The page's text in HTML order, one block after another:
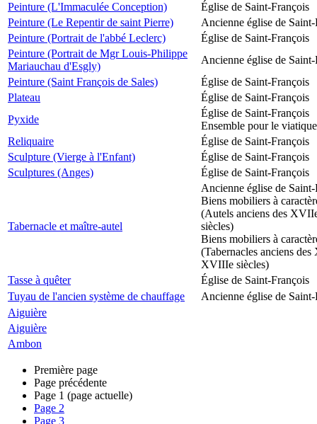
Peinture (L'Immaculée Conception)
Église de Saint-François
Peinture (Le Repentir de saint Pierre)
Ancienne église de Saint-
Peinture (Portrait de l'abbé Leclerc)
Église de Saint-François
Peinture (Portrait de Mgr Louis-Philippe
Mariauchau d'Esgly)
Ancienne église de Saint-
Peinture (Saint François de Sales)
Église de Saint-François
Plateau
Église de Saint-François
Pyxide
Église de Saint-François
Ensemble pour le viatique
Reliquaire
Église de Saint-François
Sculpture (Vierge à l'Enfant)
Église de Saint-François
Sculptures (Anges)
Église de Saint-François
Tabernacle et maître-autel
Ancienne église de Saint-
Biens mobiliers à
(Autels anciens des
siècles)
Biens mobiliers à
(Tabernacles anciens
XVIIIe siècles)
Tasse à quêter
Église de Saint-François
Tuyau de l'ancien système de chauffage
Ancienne église de Saint-
Aiguière
Aiguière
Ambon
Première page
Page précédente
Page 1 (page actuelle)
Page 2
Page 3